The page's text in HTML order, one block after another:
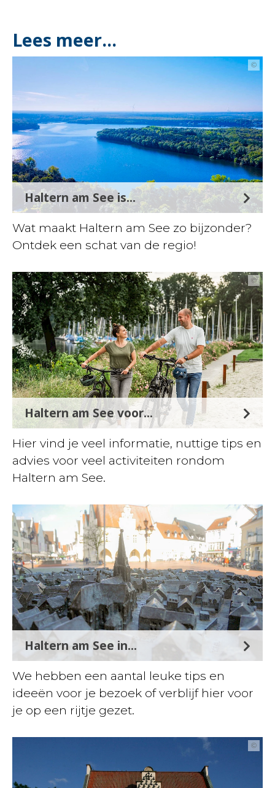
Lees meer...
©
Haltern am See is...
Wat maakt Haltern am See zo bijzonder?
Ontdek een schat van de regio!
©
Haltern am See voor...
Hier vind je veel informatie, nuttige tips en
advies voor veel activiteiten rondom
Haltern am See.
Haltern am See in...
We hebben een aantal leuke tips en
ideeën voor je bezoek of verblijf hier voor
je op een rijtje gezet.
©